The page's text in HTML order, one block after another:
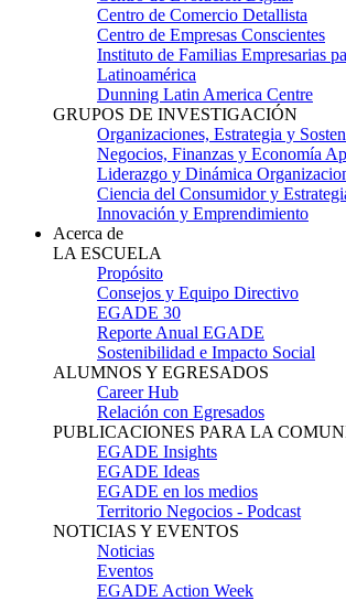
Centro de Comercio Detallista
Centro de Empresas Conscientes
Instituto de Familias Empresarias
Latinoamérica
Dunning Latin America Centre
GRUPOS DE INVESTIGACIÓN
Organizaciones, Estrategia y
Negocios, Finanzas y Economía
Liderazgo y Dinámica
Ciencia del Consumidor y
Innovación y Emprendimiento
Acerca de
LA ESCUELA
Propósito
Consejos y Equipo Directivo
EGADE 30
Reporte Anual EGADE
Sostenibilidad e Impacto Social
ALUMNOS Y EGRESADOS
Career Hub
Relación con Egresados
PUBLICACIONES PARA LA
EGADE Insights
EGADE Ideas
EGADE en los medios
Territorio Negocios - Podcast
NOTICIAS Y EVENTOS
Noticias
Eventos
EGADE Action Week